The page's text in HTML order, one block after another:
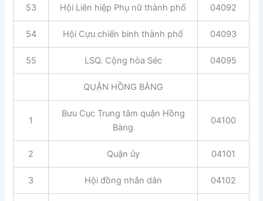
53 Hội Liên hiệp Phụ nữ thành phố 04092
54 Hội Cựu chiến binh thành phố 04093
55 LSQ. Cộng hòa Séc 04095
QUẬN HỒNG BÀNG
1
Bưu Cục Trung tâm quận Hồng
Bàng
04100
2 Quận ủy 04101
3 Hội đồng nhân dân 04102